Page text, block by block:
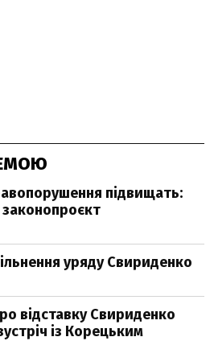
підвищать:
уряду Свириденко
відставку Свириденко
із Корецьким